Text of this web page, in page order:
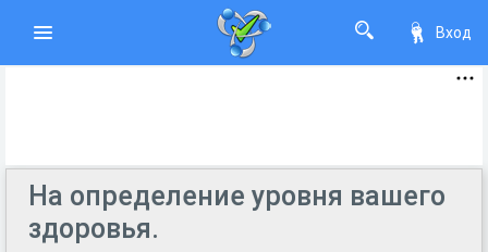
Вход
На определение уровня вашего
здоровья.